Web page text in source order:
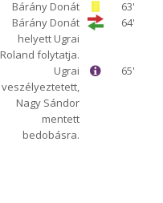
63'
Bárány Donát
64'
Bárány Donát
helyett Ugrai
Roland folytatja.
65'
Ugrai
veszélyeztetett,
Nagy Sándor
mentett
bedobásra.